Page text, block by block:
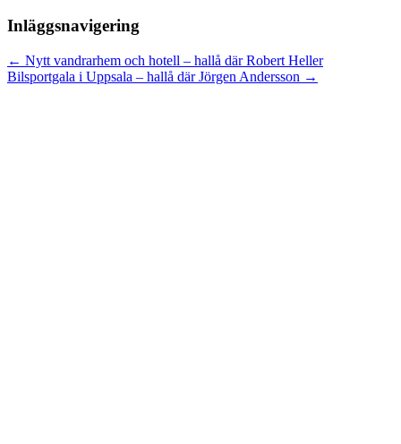
Inläggsnavigering
← Nytt vandrarhem och hotell – hallå där Robert Heller
Bilsportgala i Uppsala – hallå där Jörgen Andersson →